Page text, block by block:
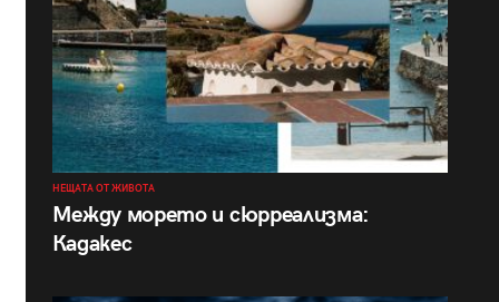
НЕЩАТА ОТ ЖИВОТА
Между морето и сюрреализма:
Кадакес